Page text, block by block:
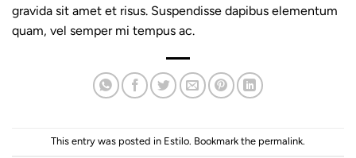
gravida sit amet et risus. Suspendisse dapibus elementum
quam, vel semper mi tempus ac.
This entry was posted in Estilo. Bookmark the permalink.